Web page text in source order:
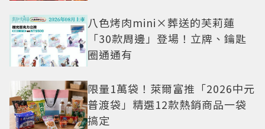
八色烤肉mini×葬送的芙莉蓮
「30款周邊」登場！立牌、鑰匙
圈通通有
限量1萬袋！萊爾富推「2026中元
普渡袋」精選12款熱銷商品一袋
搞定